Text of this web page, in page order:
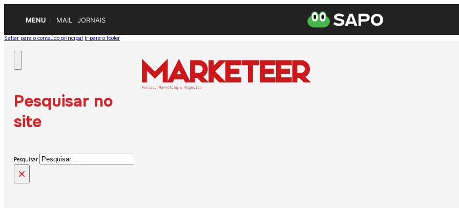
MENU MAIL JORNAIS
Saltar para o conteúdo principal Ir para o footer
Pesquisar no
site
Pesquisar
×